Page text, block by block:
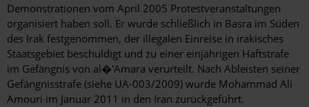
Demonstrationen vom April 2005 Protestveranstaltungen
organisiert haben soll. Er wurde schließlich in Basra im Süden
des Irak festgenommen, der illegalen Einreise in irakisches
Staatsgebiet beschuldigt und zu einer einjährigen Haftstrafe
im Gefängnis von al�'Amara verurteilt. Nach Ableisten seiner
Gefängnisstrafe (siehe UA-003/2009) wurde Mohammad Ali
Amouri im Januar 2011 in den Iran zurückgeführt.